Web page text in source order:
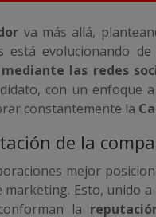
va más allá,
evolucionando
las redes
con un enfoque
constantemente la
de la
mejor
Esto, unido
la